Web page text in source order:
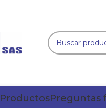
ProductosPreguntas